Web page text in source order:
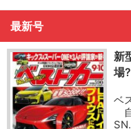
最新号
新
場
ベ